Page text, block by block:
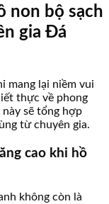
non bộ sạch
gia Đá
mang lại niềm vui
thực về phong
sẽ tổng hợp
từ chuyên gia.
cao khi hồ
không còn là